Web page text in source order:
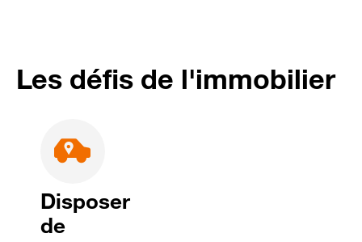
Les défis de l'immobilier
Disposer
de